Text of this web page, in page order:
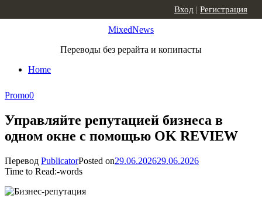
MixedNews
Переводы без рерайта и копипасты
Home
Вход | Регистрация
Promo0
Управляйте репутацией бизнеса в
одном окне с помощью OK REVIEW
Перевод PublicatorPosted on29.06.202629.06.2026
Time to Read:-words